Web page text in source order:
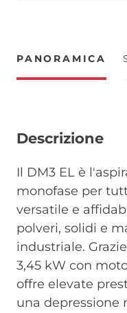
PANORAMICA
Descrizione
Il DM3 EL è
monofase per
versatile e
polveri, solidi e
industriale.
3,45 kW con
offre elevate
una depressione